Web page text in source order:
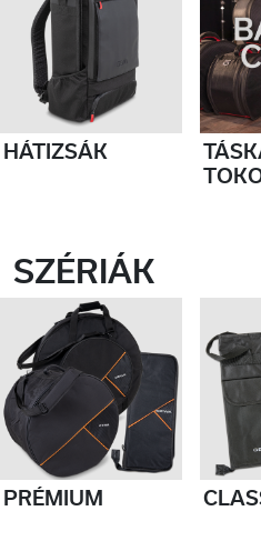
HÁTIZSÁK
SZÉRIÁK
PRÉMIUM